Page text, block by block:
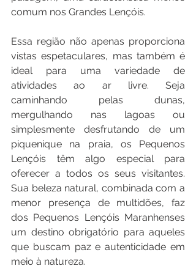
comum nos Grandes Lençóis.
Essa região não apenas proporciona
vistas espetaculares, mas também é
ideal para uma variedade de
atividades ao ar livre. Seja
caminhando pelas dunas,
mergulhando nas lagoas ou
simplesmente desfrutando de um
piquenique na praia, os Pequenos
Lençóis têm algo especial para
oferecer a todos os seus visitantes.
Sua beleza natural, combinada com a
menor presença de multidões, faz
dos Pequenos Lençóis Maranhenses
um destino obrigatório para aqueles
que buscam paz e autenticidade em
meio à natureza.